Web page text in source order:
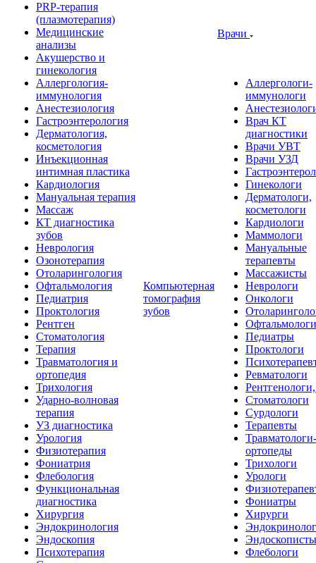
PRP-терапия
(плазмотерапия)
Медицинские
анализы
Акушерство и
гинекология
Аллергология-
иммунология
Анестезиология
Гастроэнтерология
Дерматология,
косметология
Инъекционная
интимная пластика
Кардиология
Мануальная терапия
Массаж
КТ диагностика
зубов
Неврология
Озонотерапия
Отоларингология
Офтальмология
Педиатрия
Проктология
Рентген
Стоматология
Терапия
Травматология и
ортопедия
Трихология
Ударно-волновая
терапия
УЗ диагностика
Урология
Физиотерапия
Фониатрия
Флебология
Функциональная
диагностика
Хирургия
Эндокринология
Эндоскопия
Психотерапия
Компьютерная
томография
зубов
Врачи
Аллергологи-
иммунологи
Врач КТ
диагностики
Врачи УВТ
Врачи УЗД
Гинекологи
Дерматологи,
косметологи
Кардиологи
Маммологи
Мануальные
терапевты
Массажисты
Неврологи
Онкологи
Офтальмологи
Педиатры
Проктологи
Ревматологи
Стоматологи
Сурдологи
Терапевты
Травматологи-
ортопеды
Трихологи
Урологи
Фониатры
Хирурги
Эндоскописты
Флебологи